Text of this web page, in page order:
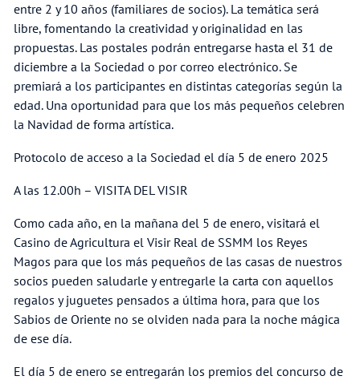
entre 2 y 10 años (familiares de socios). La temática será
libre, fomentando la creatividad y originalidad en las
propuestas. Las postales podrán entregarse hasta el 31 de
diciembre a la Sociedad o por correo electrónico. Se
premiará a los participantes en distintas categorías según la
edad. Una oportunidad para que los más pequeños celebren
la Navidad de forma artística.
Protocolo de acceso a la Sociedad el día 5 de enero 2025
A las 12.00h – VISITA DEL VISIR
Como cada año, en la mañana del 5 de enero, visitará el
Casino de Agricultura el Visir Real de SSMM los Reyes
Magos para que los más pequeños de las casas de nuestros
socios pueden saludarle y entregarle la carta con aquellos
regalos y juguetes pensados a última hora, para que los
Sabios de Oriente no se olviden nada para la noche mágica
de ese día.
El día 5 de enero se entregarán los premios del concurso de